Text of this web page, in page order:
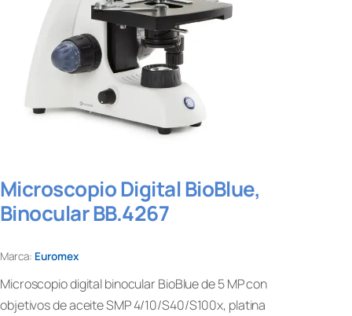
Microscopio Digital BioBlue,
Binocular BB.4267
Marca: Euromex
Microscopio digital binocular BioBlue de 5 MP con
objetivos de aceite SMP 4/10/S40/S100x, platina